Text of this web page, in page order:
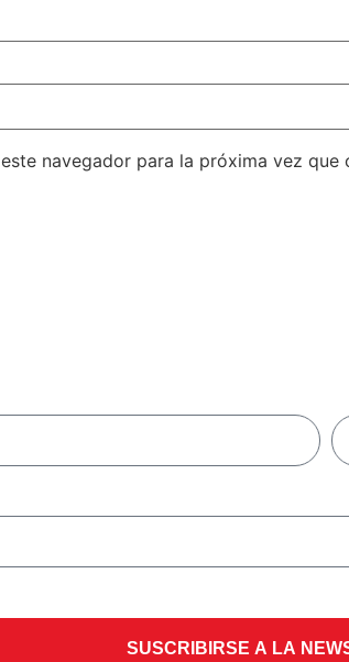
navegador para la próxima vez que
SUSCRIBIRSE A LA